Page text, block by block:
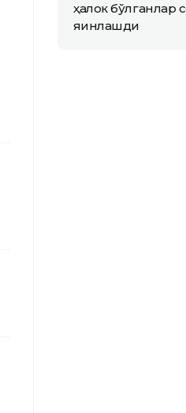
ҳалок бўлганлар
яқинлашди